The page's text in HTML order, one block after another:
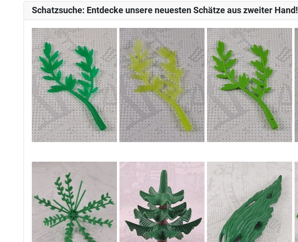
Schatzsuche: Entdecke unsere neuesten Schätze aus zweiter Hand!